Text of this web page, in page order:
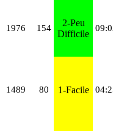
1976 154
2-Peu
Difficile
09:02
1489 80 1-Facile 04:25